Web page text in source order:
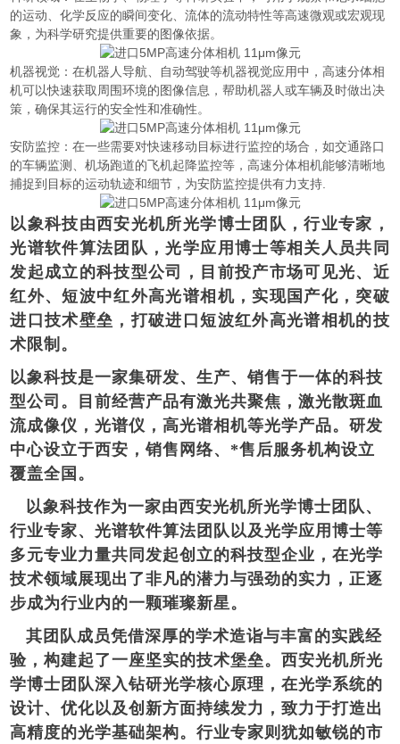
的运动、化学反应的瞬间变化、流体的流动特性等高速微观或宏观现
象，为科学研究提供重要的图像依据。
机器视觉：在机器人导航、自动驾驶等机器视觉应用中，高速分体相
机可以快速获取周围环境的图像信息，帮助机器人或车辆及时做出决
策，确保其运行的安全性和准确性。
安防监控：在一些需要对快速移动目标进行监控的场合，如交通路口
的车辆监测、机场跑道的飞机起降监控等，高速分体相机能够清晰地
捕捉到目标的运动轨迹和细节，为安防监控提供有力支持.
以象科技由西安光机所光学博士团队，行业专家，
光谱软件算法团队，光学应用博士等相关人员共同
发起成立的科技型公司，目前投产市场可见光、近
红外、短波中红外高光谱相机，实现国产化，突破
进口技术壁垒，打破进口短波红外高光谱相机的技
术限制。
以象科技是一家集研发、生产、销售于一体的科技
型公司。目前经营产品有激光共聚焦，激光散斑血
流成像仪，光谱仪，高光谱相机等光学产品。研发
中心设立于西安，销售网络、*售后服务机构设立
覆盖全国。
以象科技作为一家由西安光机所光学博士团队、
行业专家、光谱软件算法团队以及光学应用博士等
多元专业力量共同发起创立的科技型企业，在光学
技术领域展现出了非凡的潜力与强劲的实力，正逐
步成为行业内的一颗璀璨新星。
其团队成员凭借深厚的学术造诣与丰富的实践经
验，构建起了一座坚实的技术堡垒。西安光机所光
学博士团队深入钻研光学核心原理，在光学系统的
设计、优化以及创新方面持续发力，致力于打造出
高精度的光学基础架构。行业专家则犹如敏锐的市